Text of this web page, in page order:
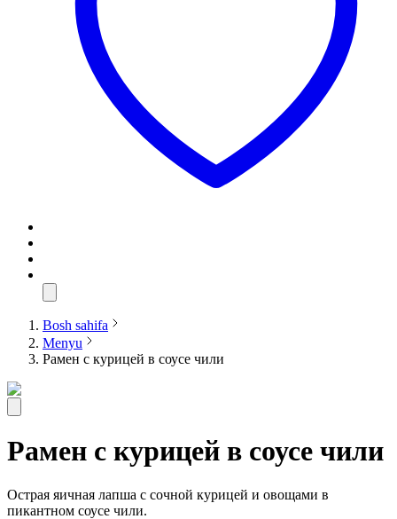
Bosh sahifa
Menyu
Рамен с курицей в соусе чили
Рамен с курицей в соусе чили
Острая яичная лапша с сочной курицей и овощами в
пикантном соусе чили.